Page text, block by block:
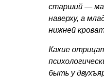
старший —
наверху, а
нижней
Какие
быть у